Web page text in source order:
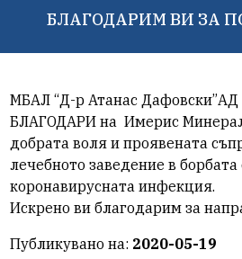
БЛАГОДАРИМ ВИ ЗА
МБАЛ “Д-р Атанас Дафовски”АД
БЛАГОДАРИ на Имерис
добрата воля и проявената
лечебното заведение в борбата
коронавирусната инфекция.
Искрено ви благодарим за
Публикувано на: 2020-05-19